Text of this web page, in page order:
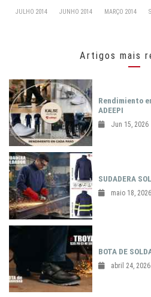
JULHO 2014 JUNHO 2014 MARÇO 2014
Artigos mais
Rendimiento
ADEEPI
Jun 15, 2026
SUDADERA
maio 18, 2026
BOTA DE
abril 24, 2026